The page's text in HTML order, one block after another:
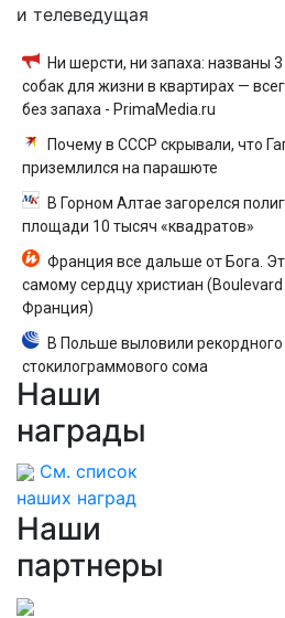
и телеведущая
Ни шерсти, ни запаха: названы
собак для жизни в квартирах —
без запаха - PrimaMedia.ru
Почему в СССР скрывали, что
приземлился на парашюте
В Горном Алтае загорелся
площади 10 тысяч «квадратов»
Франция все дальше от Бога.
самому сердцу христиан
Франция)
В Польше выловили рекордного
стокилограммового сома
Наши
награды
См. список
наших наград
Наши
партнеры